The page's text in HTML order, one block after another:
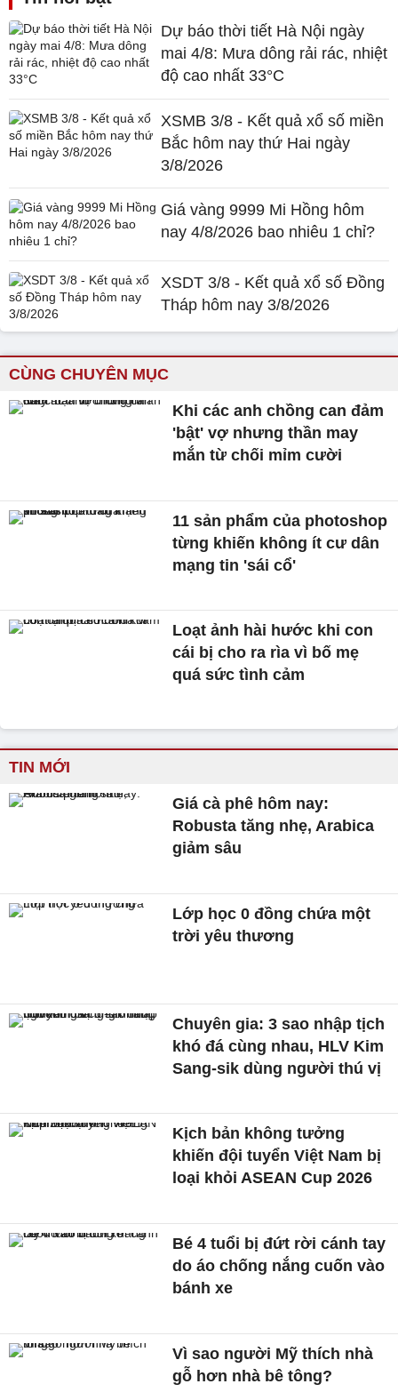
Dự báo thời tiết Hà Nội ngày
mai 4/8: Mưa dông rải rác, nhiệt
độ cao nhất 33°C
XSMB 3/8 - Kết quả xổ số miền
Bắc hôm nay thứ Hai ngày
3/8/2026
Giá vàng 9999 Mi Hồng hôm
nay 4/8/2026 bao nhiêu 1 chỉ?
XSDT 3/8 - Kết quả xổ số Đồng
Tháp hôm nay 3/8/2026
CÙNG CHUYÊN MỤC
Khi các anh chồng can đảm
'bật' vợ nhưng thần may
mắn từ chối mỉm cười
11 sản phẩm của photoshop
từng khiến không ít cư dân
mạng tin 'sái cổ'
Loạt ảnh hài hước khi con
cái bị cho ra rìa vì bố mẹ
quá sức tình cảm
TIN MỚI
Giá cà phê hôm nay:
Robusta tăng nhẹ, Arabica
giảm sâu
Lớp học 0 đồng chứa một
trời yêu thương
Chuyên gia: 3 sao nhập tịch
khó đá cùng nhau, HLV Kim
Sang-sik dùng người thú vị
Kịch bản không tưởng
khiến đội tuyển Việt Nam bị
loại khỏi ASEAN Cup 2026
Bé 4 tuổi bị đứt rời cánh tay
do áo chống nắng cuốn vào
bánh xe
Vì sao người Mỹ thích nhà
gỗ hơn nhà bê tông?